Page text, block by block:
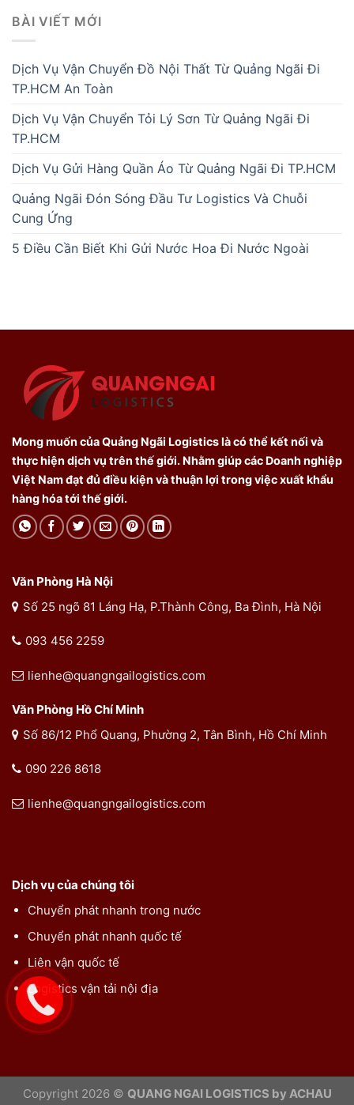
BÀI VIẾT MỚI
Dịch Vụ Vận Chuyển Đồ Nội Thất Từ Quảng Ngãi Đi
TP.HCM An Toàn
Dịch Vụ Vận Chuyển Tỏi Lý Sơn Từ Quảng Ngãi Đi
TP.HCM
Dịch Vụ Gửi Hàng Quần Áo Từ Quảng Ngãi Đi TP.HCM
Quảng Ngãi Đón Sóng Đầu Tư Logistics Và Chuỗi
Cung Ứng
5 Điều Cần Biết Khi Gửi Nước Hoa Đi Nước Ngoài
Mong muốn của Quảng Ngãi Logistics là có thể kết nối và
thực hiện dịch vụ trên thế giới. Nhằm giúp các Doanh nghiệp
Việt Nam đạt đủ điều kiện và thuận lợi trong việc xuất khẩu
hàng hóa tới thế giới.
Văn Phòng Hà Nội
Số 25 ngõ 81 Láng Hạ, P.Thành Công, Ba Đình, Hà Nội
093 456 2259
lienhe@quangngailogistics.com
Văn Phòng Hồ Chí Minh
Số 86/12 Phổ Quang, Phường 2, Tân Bình, Hồ Chí Minh
090 226 8618
lienhe@quangngailogistics.com
Dịch vụ của chúng tôi
Chuyển phát nhanh trong nước
Chuyển phát nhanh quốc tế
Liên vận quốc tế
Logistics vận tải nội địa
Copyright 2026 © QUANG NGAI LOGISTICS by ACHAU